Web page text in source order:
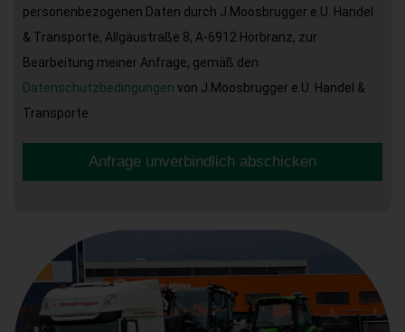
personenbezogenen Daten durch J.Moosbrugger e.U. Handel
& Transporte, Allgäustraße 8, A-6912 Hörbranz, zur
Bearbeitung meiner Anfrage, gemäß den
Datenschutzbedingungen von J.Moosbrugger e.U. Handel &
Transporte.
Anfrage unverbindlich abschicken